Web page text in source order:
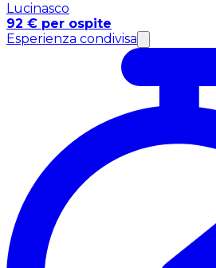
Lucinasco
92 € per ospite
Esperienza condivisa